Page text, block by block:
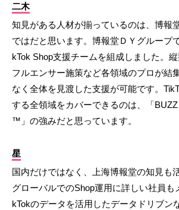
二木
知見がある人材が揃っているのは、博報
ではだと思います。博報堂ＤＹグループ
kTok Shop支援チームを組成しました。
フルエンサー施策など各領域のプロが結
なく全体を見渡した支援が可能です。
する全領域をカバーできるのは、「
™」の強みだと思っています。
星
国内だけではなく、上海博報堂の知見も
グローバルでのShop運用に詳しい社員も
kTokのデータを活用したデータドリブン